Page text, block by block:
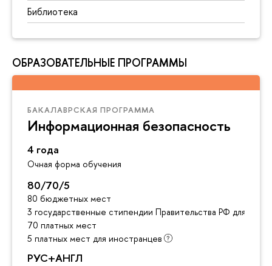
Библиотека
ОБРАЗОВАТЕЛЬНЫЕ ПРОГРАММЫ
БАКАЛАВРСКАЯ ПРОГРАММА
Информационная безопасность
4 года
Очная форма обучения
80/70/5
80 бюджетных мест
3 государственные стипендии Правительства РФ для
70 платных мест
5 платных мест для иностранцев
РУС+АНГЛ